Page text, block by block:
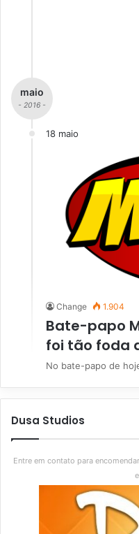
maio
- 2016 -
18 maio
Change 1.904
Bate-papo
foi tão foda
No bate-papo de
Dusa Studios
Entre em contato para